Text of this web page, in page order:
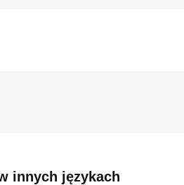
innych językach